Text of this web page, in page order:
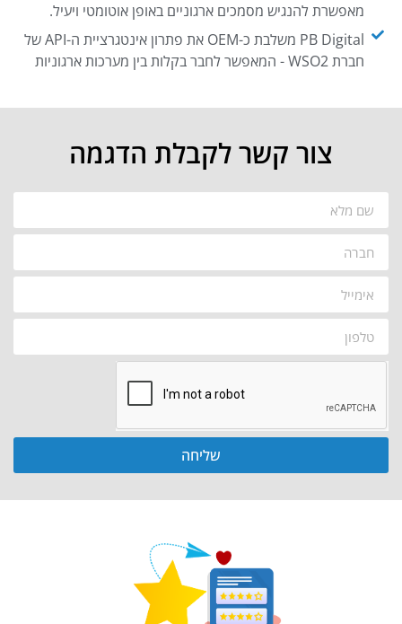
מאפשרת להנגיש מסמכים ארגוניים באופן אוטומטי ויעיל.
PB Digital משלבת כ-OEM את פתרון אינטגרציית ה-API של
חברת WSO2 - המאפשר לחבר בקלות בין מערכות ארגוניות
צור קשר לקבלת הדגמה
שליחה